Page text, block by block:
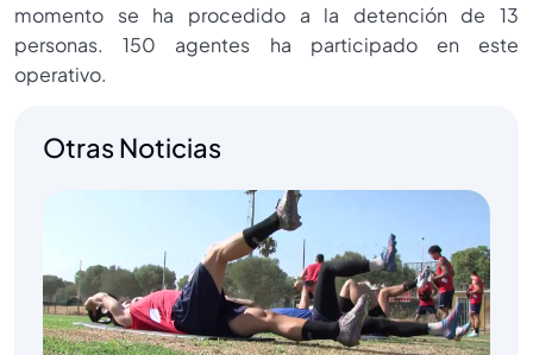
momento se ha procedido a la detención de 13
personas. 150 agentes ha participado en este
operativo.
Otras Noticias